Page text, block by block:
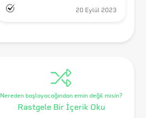
20 Eylül 2023
Nereden başlayacağından emin değil misin?
Rastgele Bir İçerik Oku